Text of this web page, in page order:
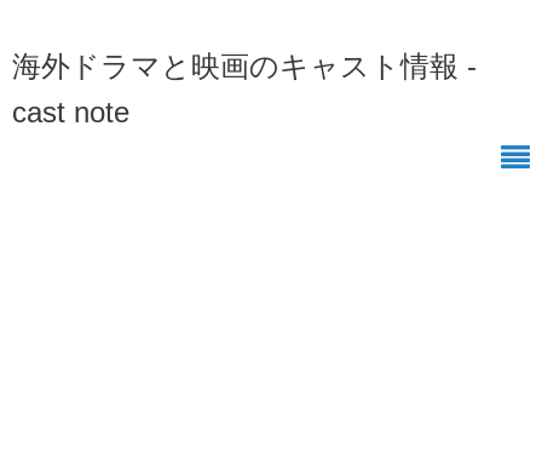
海外ドラマと映画のキャスト情報 -
cast note